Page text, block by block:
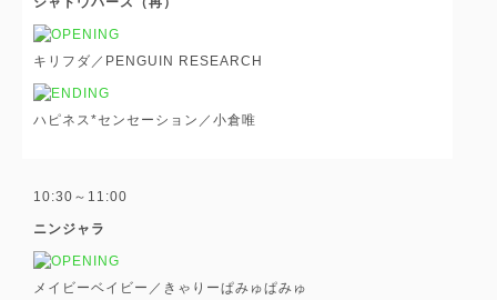
キリフダ／PENGUIN RESEARCH
ハピネス*センセーション／小倉唯
10:30～11:00
ニンジャラ
メイビーベイビー／きゃりーぱみゅぱみゅ